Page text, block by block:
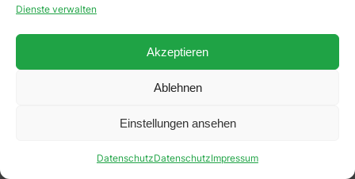
Dienste verwalten
Akzeptieren
Ablehnen
Einstellungen ansehen
DatenschutzDatenschutzImpressum
Anfahrt →